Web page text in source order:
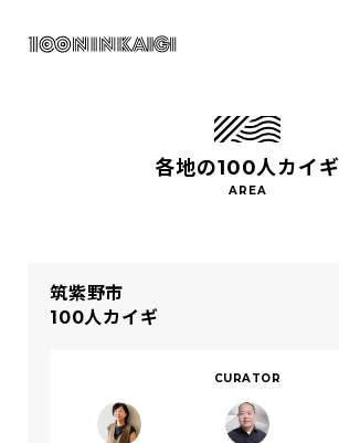
各地の100人カイギ
筑紫野市
100人カイギ
CURATOR